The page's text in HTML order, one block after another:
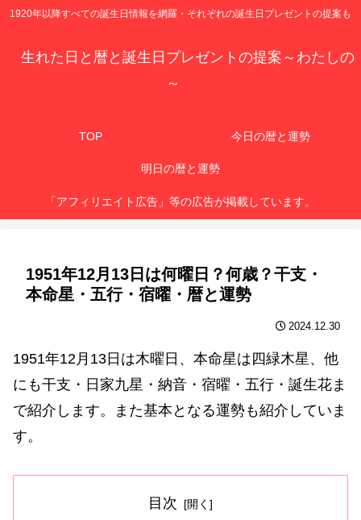
1920年以降すべての誕生日情報を網羅・それぞれの誕生日プレゼントの提案も
生れた日と暦と誕生日プレゼントの提案～わたしの
～
TOP 今日の暦と運勢
明日の暦と運勢
「アフィリエイト広告」等の広告が掲載しています。
1951年12月13日は何曜日？何歳？干支・
本命星・五行・宿曜・暦と運勢
2024.12.30
1951年12月13日は木曜日、本命星は四緑木星、他
にも干支・日家九星・納音・宿曜・五行・誕生花ま
で紹介します。また基本となる運勢も紹介していま
す。
目次